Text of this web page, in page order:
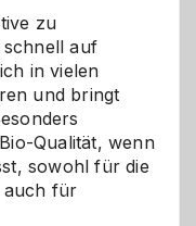
zu
auf
in vielen
und bringt
Qualität, wenn
sowohl für die
auch für